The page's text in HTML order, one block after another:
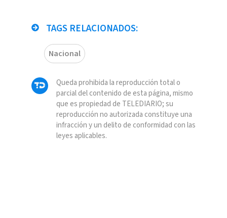
TAGS RELACIONADOS:
Nacional
Queda prohibida la reproducción total o
parcial del contenido de esta página, mismo
que es propiedad de TELEDIARIO; su
reproducción no autorizada constituye una
infracción y un delito de conformidad con las
leyes aplicables.